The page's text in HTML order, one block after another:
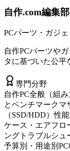
自作.com編集部
PCパーツ・ガジ
自作PCパーツや
タに基づいた公平
専門分野
自作PC全般（組
とベンチマークマ
（SSD/HDD）性
ケース・エアフロ
ング トラブルシ
予算別・用途別